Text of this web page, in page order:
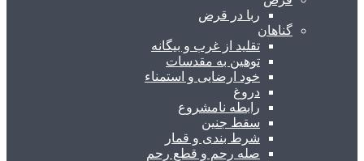
ربا در قرض
گناهان
تقلید از غرب و بیگانه
توهین به مقدسات
خود ارضایی و استمناء
دروغ
رابطه نامشروع
سقط جنین
شرط بندی و قمار
صله رحم و قطع رحم